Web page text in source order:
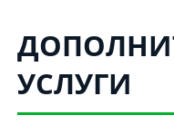
УСЛУГИ